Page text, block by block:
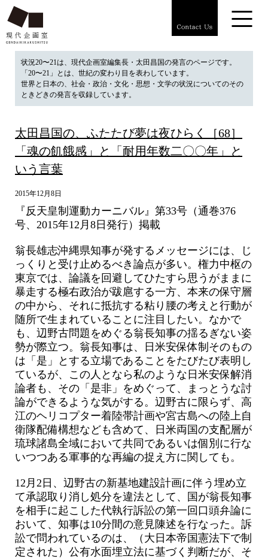
状況20〜21は、現代企画室編集長・太田昌国の発言のページです。
「20〜21」とは、世紀の変わり目を表わしています。
世界と日本の、社会・政治・文化・思想・文学の状況についてのその
ときどきの発言を収録しています。
太田昌国の、ふたたび夢は夜ひらく［68］
「魂の飢餓感」と「耐用年数二〇〇年」と
いう言葉
2015年12月8日
『反天皇制運動カーニバル』第33号（通巻376
号、2015年12月8日発行）掲載
翁長雄志沖縄県知事が発するメッセージには、じ
っくりと受け止めるべき論点が多い。権力中枢の
東京では、論議を回避してひたすら思うがままに
暴走する極右政治が跋扈する一方、本来の保守層
の中から、それに抵抗する粘り腰の考えと行動が
随所で生まれていることに注目したい。なかで
も、辺野古問題をめぐる翁長知事の揺るぎない姿
勢が際立つ。翁長知事は、日米安保体制そのもの
は「是」とする立場であることをたびたび表明し
ているが、この人となら私のような日米安保解消
論者も、その「是非」をめぐって、まっとうな討
論ができるような気がする。辺野古に限らず、高
江のヘリコプター着陸帯計画や宮古島への陸上自
衛隊配備構想なども含めて、日米両国の支配層が
琉球諸島全域において共同であるいは個別に行な
いつつある軍事的な再編の捉え方に関しても。
12月2日、辺野古の新基地建設計画に伴う埋め立
て承認取り消し処分を違法として、国が翁長知事
を相手に起こした代執行訴訟の第一回口頭弁論に
おいて、知事は10分間の意見陳述を行なった。訴
訟で問われているのは、（大日本帝国憲法下で制
定された）公有水面埋立法に基づく判断だが、そ